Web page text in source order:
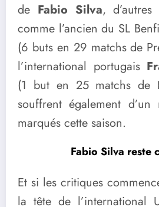
de Fabio Silva,
comme l’ancien du SL
(6 buts en 29 matchs de
l’international portugais
(1 but en 25 matchs de
souffrent également
marqués cette saison.
Fabio Silva reste
Et si les critiques
la tête de l’international